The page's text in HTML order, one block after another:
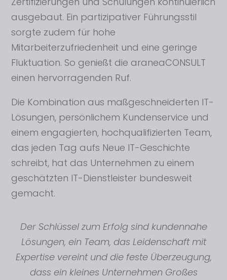
ausgebaut. Ein partizipativer Führungsstil
sorgte zudem für hohe
Mitarbeiterzufriedenheit und eine geringe
Fluktuation. So genießt die araneaCONSULT
einen hervorragenden Ruf.
Die Kombination aus maßgeschneiderten IT-
Lösungen, persönlichem Kundenservice und
einem engagierten, hochqualifizierten Team,
das jeden Tag aufs Neue IT-Geschichte
schreibt, hat das Unternehmen zu einem
geschätzten IT-Dienstleister bundesweit
gemacht.
Der Schlüssel zum Erfolg sind kundennahe
Lösungen, ein Team, das Leidenschaft mit
Expertise vereint und die feste Überzeugung,
dass ein kleines Unternehmen Großes